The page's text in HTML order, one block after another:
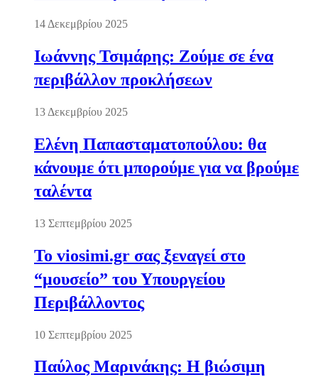
14 Δεκεμβρίου 2025
Ιωάννης Τσιμάρης: Ζούμε σε ένα
περιβάλλον προκλήσεων
13 Δεκεμβρίου 2025
Ελένη Παπασταματοπούλου: θα
κάνουμε ότι μπορούμε για να βρούμε
ταλέντα
13 Σεπτεμβρίου 2025
Το viosimi.gr σας ξεναγεί στο
“μουσείο” του Υπουργείου
Περιβάλλοντος
10 Σεπτεμβρίου 2025
Παύλος Μαρινάκης: Η βιώσιμη